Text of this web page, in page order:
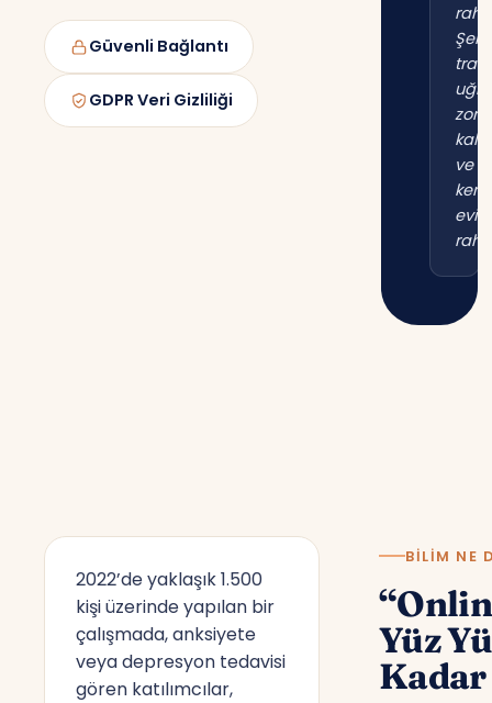
Güvenli Bağlantı
GDPR Veri Gizliliği
ve
2022’de yaklaşık 1.500
kişi üzerinde yapılan bir
çalışmada, anksiyete
veya depresyon tedavisi
gören katılımcılar,
BILIM NE
Yüz